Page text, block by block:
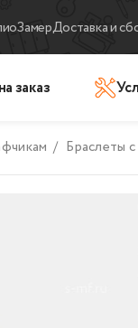
ЗамерДоставка и
заказ
/ Браслеты